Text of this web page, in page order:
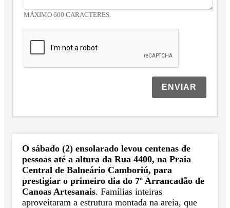
MÁXIMO 600 CARACTERES.
ENVIAR
O sábado (2) ensolarado levou centenas de
pessoas até a altura da Rua 4400, na Praia
Central de Balneário Camboriú, para
prestigiar o primeiro dia do 7º Arrancadão de
Canoas Artesanais. Famílias inteiras
aproveitaram a estrutura montada na areia, que